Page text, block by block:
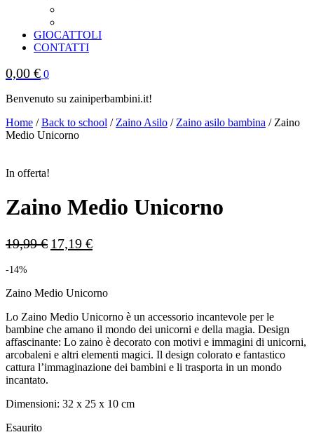
GIOCATTOLI
CONTATTI
0,00 € 0
Benvenuto su zainiperbambini.it!
Home /Back to school / Zaino Asilo / Zaino asilo bambina / Zaino
Medio Unicorno
In offerta!
Zaino Medio Unicorno
19,99€ Il
prezzo
19,99 €.
17,19 €Il
prezzo
17,19 €.
-14%
Zaino Medio Unicorno
Lo Zaino Medio Unicorno è un accessorio incantevole per le
bambine che amano il mondo dei unicorni e della magia. Design
affascinante: Lo zaino è decorato con motivi e immagini di unicorni,
arcobaleni e altri elementi magici. Il design colorato e fantastico
cattura l’immaginazione dei bambini e li trasporta in un mondo
incantato.
Dimensioni: 32 x 25 x 10 cm
Esaurito